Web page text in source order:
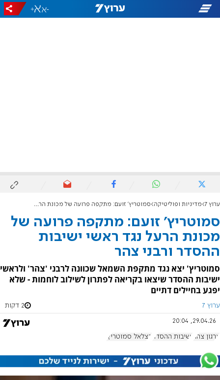
-
+
ערוץ 7 מדיניות ופוליטיקה סמוטריץ' זועם: מתקפה פרועה של מכונת הרעל נגד ראשי ישיבות ההסדר ורבני צהר
סמוטריץ' זועם: מתקפה פרועה של
מכונת הרעל נגד ראשי ישיבות
ההסדר ורבני צהר
סמוטריץ' יצא נגד מתקפת השמאל שכוונה לרבני 'צהר' ולראשי
ישיבות ההסדר שיצאו בקריאה לפתרון לשילוב לוחמות - שלא
יפגע בחיילים דתיים
ערוץ 7 2 דקות
29.04.26, 20:04
ארגון צהר ישיבות ההסדר בצלאל סמוטריץ'